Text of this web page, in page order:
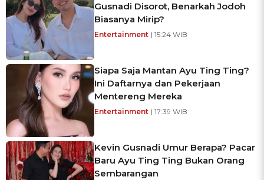
Gusnadi Disorot, Benarkah Jodoh
Biasanya Mirip?
Entertainment | 15:24 WIB
Siapa Saja Mantan Ayu Ting Ting?
Ini Daftarnya dan Pekerjaan
Mentereng Mereka
Entertainment | 17:39 WIB
Kevin Gusnadi Umur Berapa? Pacar
Baru Ayu Ting Ting Bukan Orang
Sembarangan